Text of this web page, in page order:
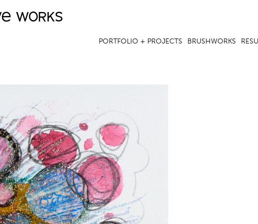
works
PORTFOLIO + PROJECTS BRUSHWORKS